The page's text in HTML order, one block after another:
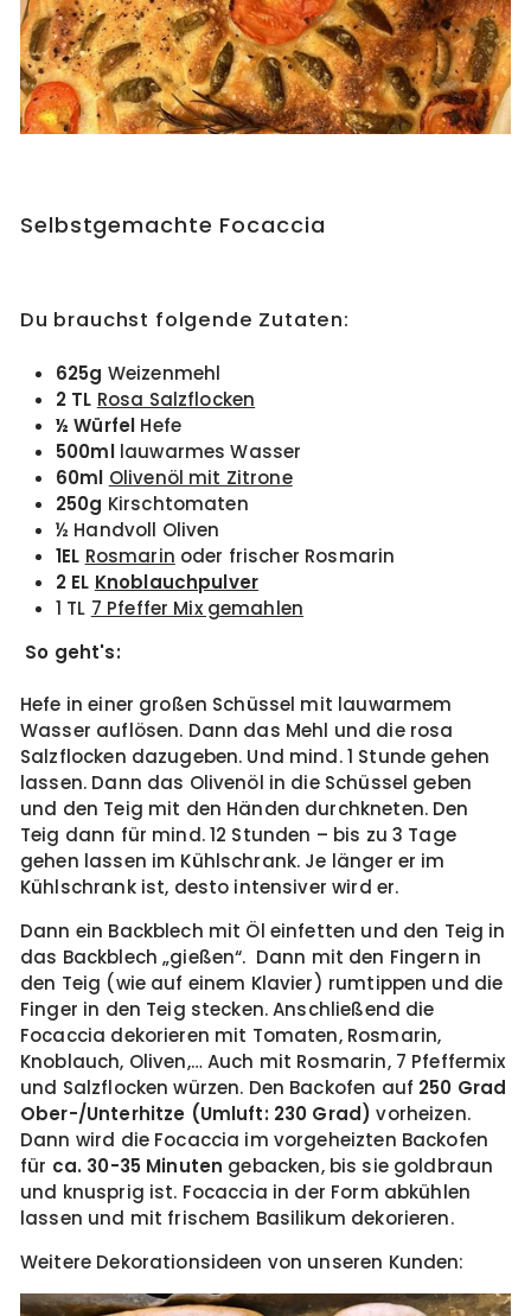
Selbstgemachte Focaccia
Du brauchst folgende Zutaten:
625g Weizenmehl
2 TL Rosa Salzflocken
½ Würfel Hefe
500ml lauwarmes Wasser
60ml Olivenöl mit Zitrone
250g Kirschtomaten
½ Handvoll Oliven
1EL Rosmarin oder frischer Rosmarin
2 EL Knoblauchpulver
1 TL 7 Pfeffer Mix gemahlen
So geht's:
Hefe in einer großen Schüssel mit lauwarmem
Wasser auflösen. Dann das Mehl und die rosa
Salzflocken dazugeben. Und mind. 1 Stunde gehen
lassen. Dann das Olivenöl in die Schüssel geben
und den Teig mit den Händen durchkneten. Den
Teig dann für mind. 12 Stunden – bis zu 3 Tage
gehen lassen im Kühlschrank. Je länger er im
Kühlschrank ist, desto intensiver wird er.
Dann ein Backblech mit Öl einfetten und den Teig in
das Backblech „gießen“. Dann mit den Fingern in
den Teig (wie auf einem Klavier) rumtippen und die
Finger in den Teig stecken. Anschließend die
Focaccia dekorieren mit Tomaten, Rosmarin,
Knoblauch, Oliven,… Auch mit Rosmarin, 7 Pfeffermix
und Salzflocken würzen. Den Backofen auf 250 Grad
Ober-/Unterhitze (Umluft: 230 Grad) vorheizen.
Dann wird die Focaccia im vorgeheizten Backofen
für ca. 30-35 Minuten gebacken, bis sie goldbraun
und knusprig ist. Focaccia in der Form abkühlen
lassen und mit frischem Basilikum dekorieren.
Weitere Dekorationsideen von unseren Kunden: